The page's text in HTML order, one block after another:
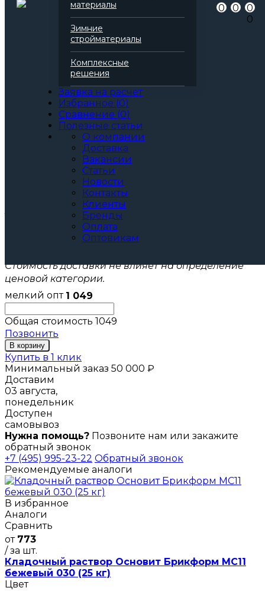
материалы
Зимние
стройматериалы
Комплексные
решения
Заявка на расчет
Избранное (0)
Сравнение (0)
Полезные статьи
О компании
Доставка
Вакансии
Статьи
Новости
Контакты
Клиенты
Бренды
Оплата
Оптовикам
0 0
0
0
Перфекта
Кладочный раствор
Область применения для кладки
для перегородок
для заборов
Горчичный
Упаковка 25 кг
Водопоглощение 96%
Все характеристики
Фасовка, кг:
Артикул: 139857
1 002Цена при единовременной
Стоимость доставки не влияет на определение
ценовой категории.
мелкий опт 1 049
Общая стоимость 1049
Позвонить
В корзину
Купить в 1 клик
Минимальный заказ 50 000 ₽
Доставим
03 августа,
понедельник
Доступен
самовывоз
Нужна помощь? Позвоните нам или закажите
обратный звонок
+7 (495) 995-23-22 Обратный звонок
Рекомендуемые аналоги
В избранное
Аналоги
Сравнить
от 773
/ за шт.
Кладочный раствор Основит Брикформ MC11
бежевый 030 (25 кг)
Цвет